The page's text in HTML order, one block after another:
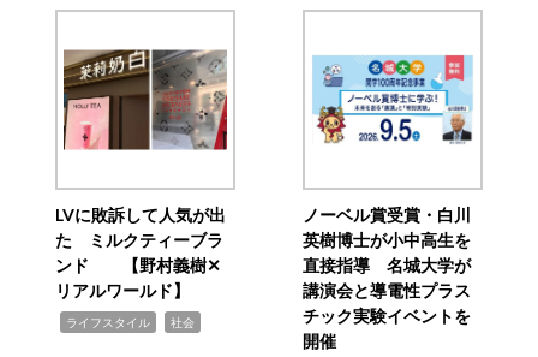
LVに敗訴して人気が出
た ミルクティーブラ
ンド 【野村義樹✕
リアルワールド】
ライフスタイル 社会
ノーベル賞受賞・白川
英樹博士が小中高生を
直接指導 名城大学が
講演会と導電性プラス
チック実験イベントを
開催